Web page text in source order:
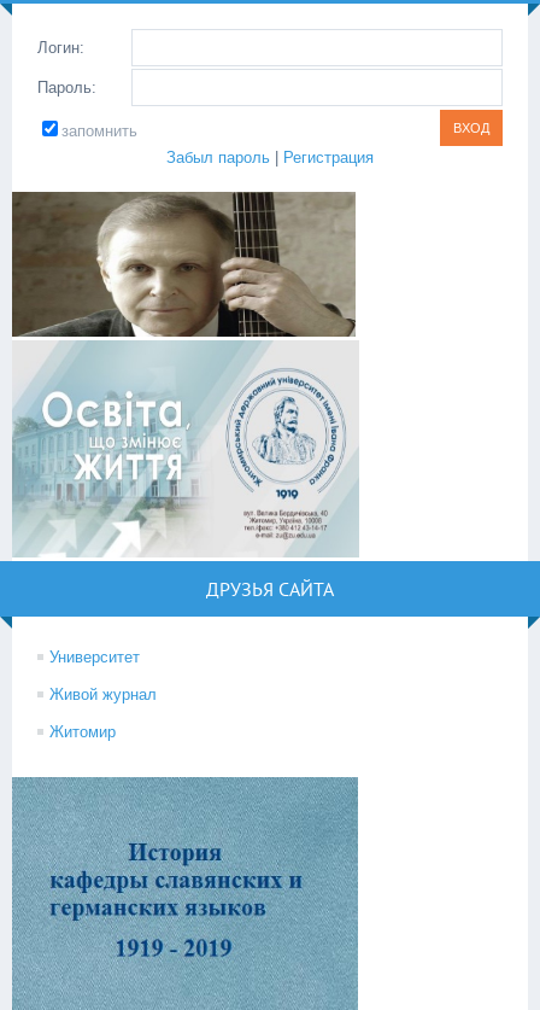
Логин:
Пароль:
запомнить
Забыл пароль
Регистрация
ДРУЗЬЯ САЙТА
Университет
Живой журнал
Житомир